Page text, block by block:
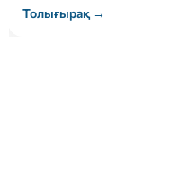
Толығырақ →